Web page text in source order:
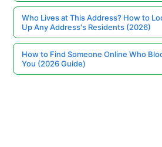
Who Lives at This Address? How to
Up Any Address's Residents (2026)
How to Find Someone Online Who
You (2026 Guide)